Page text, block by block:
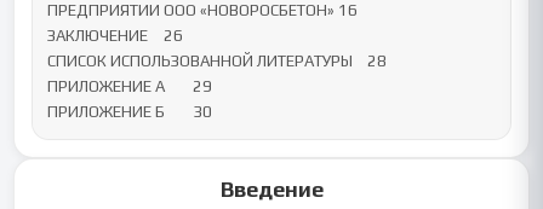
ПРЕДПРИЯТИИ ООО «НОВОРОСБЕТОН»	16
ЗАКЛЮЧЕНИЕ	26
СПИСОК ИСПОЛЬЗОВАННОЙ ЛИТЕРАТУРЫ	28
ПРИЛОЖЕНИЕ А	29
ПРИЛОЖЕНИЕ Б	30
Введение